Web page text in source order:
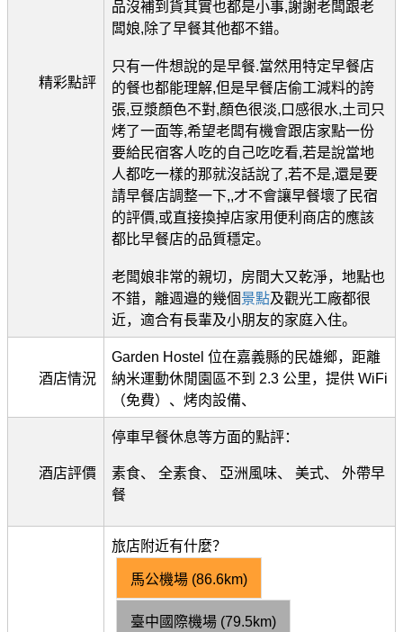
精彩點評
品沒補到貨其實也都是小事,謝謝老闆跟老
闆娘,除了早餐其他都不錯。
只有一件想說的是早餐.當然用特定早餐店
的餐也都能理解,但是早餐店偷工減料的誇
張,豆漿顏色不對,顏色很淡,口感很水,土司只
烤了一面等,希望老闆有機會跟店家點一份
要給民宿客人吃的自己吃吃看,若是說當地
人都吃一樣的那就沒話說了,若不是,還是要
請早餐店調整一下,,才不會讓早餐壞了民宿
的評價,或直接換掉店家用便利商店的應該
都比早餐店的品質穩定。
老闆娘非常的親切，房間大又乾淨，地點也
不錯，離週邉的幾個景點及觀光工廠都很
近，適合有長輩及小朋友的家庭入住。
酒店情況
Garden Hostel 位在嘉義縣的民雄鄉，距離
納米運動休閒園區不到 2.3 公里，提供 WiFi
（免費）、烤肉設備、
酒店評價
停車早餐休息等方面的點評：
素食、 全素食、 亞洲風味、 美式、 外帶早
餐
旅店附近有什麼？
馬公機場 (86.6km)
臺中國際機場 (79.5km)